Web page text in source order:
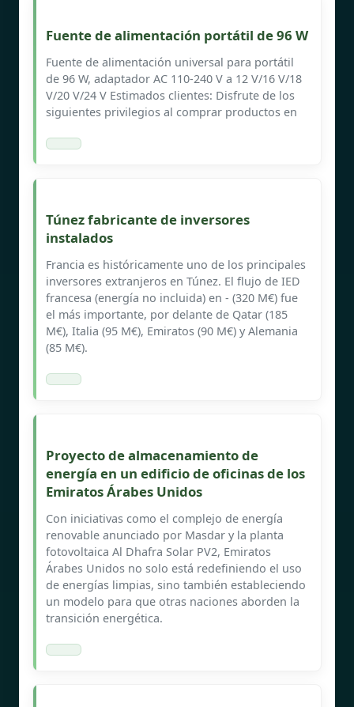
Fuente de alimentación portátil de 96 W
Fuente de alimentación universal para portátil
de 96 W, adaptador AC 110-240 V a 12 V/16 V/18
V/20 V/24 V Estimados clientes: Disfrute de los
siguientes privilegios al comprar productos en
Túnez fabricante de inversores
instalados
Francia es históricamente uno de los principales
inversores extranjeros en Túnez. El flujo de IED
francesa (energía no incluida) en - (320 M€) fue
el más importante, por delante de Qatar (185
M€), Italia (95 M€), Emiratos (90 M€) y Alemania
(85 M€).
Proyecto de almacenamiento de
energía en un edificio de oficinas de los
Emiratos Árabes Unidos
Con iniciativas como el complejo de energía
renovable anunciado por Masdar y la planta
fotovoltaica Al Dhafra Solar PV2, Emiratos
Árabes Unidos no solo está redefiniendo el uso
de energías limpias, sino también estableciendo
un modelo para que otras naciones aborden la
transición energética.